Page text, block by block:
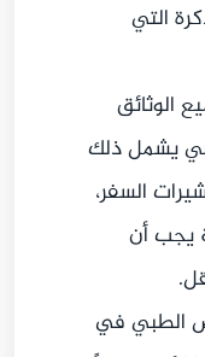
التي
الوثائق
يشمل ذلك
السفر،
يجب أن
الطبي في